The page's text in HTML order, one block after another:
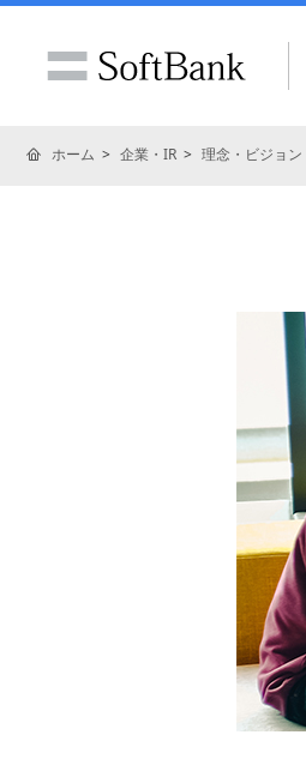
ホーム 企業・IR 理念・ビジョ